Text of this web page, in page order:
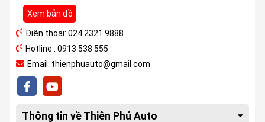
Xem bản đồ
Điện thoại: 024 2321 9888
Hotline : 0913 538 555
Email: thienphuauto@gmail.com
Thông tin về Thiên Phú Auto